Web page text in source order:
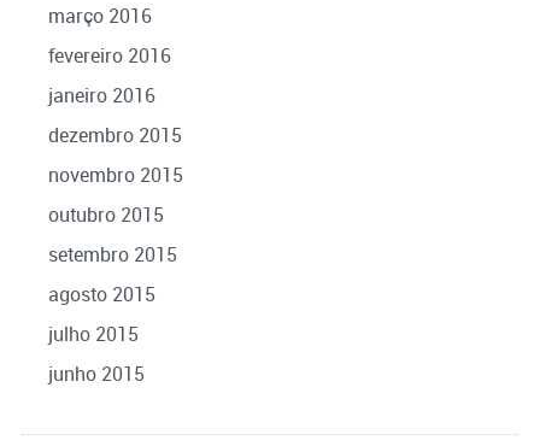
março 2016
fevereiro 2016
janeiro 2016
dezembro 2015
novembro 2015
outubro 2015
setembro 2015
agosto 2015
julho 2015
junho 2015